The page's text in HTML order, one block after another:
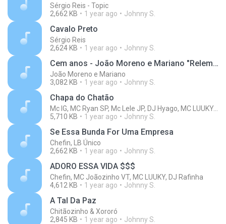
Sérgio Reis - Topic
2,662 KB
1 year ago Johnny S.
Cavalo Preto
Sérgio Reis
2,624 KB
1 year ago Johnny S.
Cem anos - João Moreno e Mariano "Relembrando #joaomineiroemarciano
João Moreno e Mariano
3,082 KB
1 year ago Johnny S.
Chapa do Chatão
Mc IG, MC Ryan SP, Mc Lele JP, DJ Hyago, MC LUUKY, MC Cebezinho
5,710 KB
1 year ago Johnny S.
Se Essa Bunda For Uma Empresa
Chefin, LB Único
2,662 KB
1 year ago Johnny S.
ADORO ESSA VIDA $$$
Chefin, MC Joãozinho VT, MC LUUKY, DJ Rafinha
4,612 KB
1 year ago Johnny S.
A Tal Da Paz
Chitãozinho & Xororó
2,845 KB
1 year ago Johnny S.